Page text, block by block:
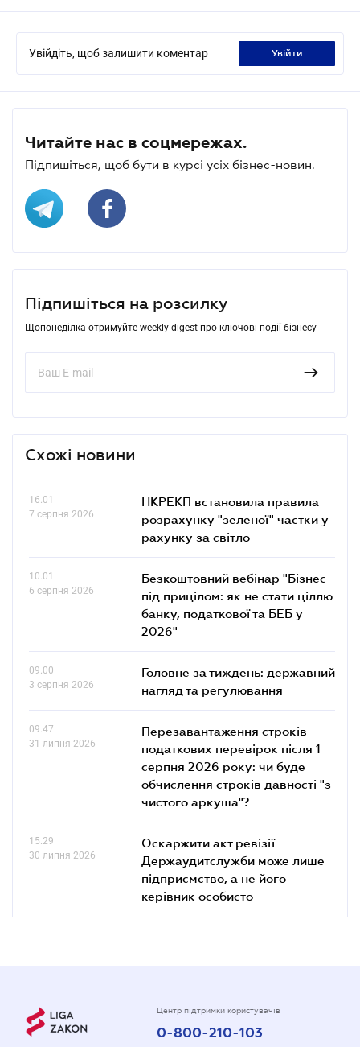
Увійдіть, щоб залишити коментар увійти
Читайте нас в соцмережах.
Підпишіться, щоб бути в курсі усіх бізнес-новин.
Підпишіться на розсилку
Щопонеділка отримуйте weekly-digest про ключові події бізнесу
Схожі новини
16.01
7 серпня 2026
НКРЕКП встановила правила
розрахунку "зеленої" частки у
рахунку за світло
10.01
6 серпня 2026
Безкоштовний вебінар "Бізнес
під прицілом: як не стати ціллю
банку, податкової та БЕБ у
2026"
09.00
3 серпня 2026
Головне за тиждень: державний
нагляд та регулювання
09.47
31 липня 2026
Перезавантаження строків
податкових перевірок після 1
серпня 2026 року: чи буде
обчислення строків давності "з
чистого аркуша"?
15.29
30 липня 2026
Оскаржити акт ревізії
Держаудитслужби може лише
підприємство, а не його
керівник особисто
Центр підтримки користувачів
0-800-210-103